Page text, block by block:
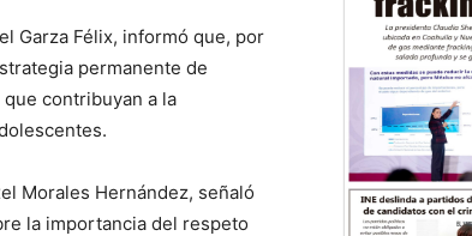
Garza Félix, informó que, por
permanente de
contribuyan a la
Morales Hernández, señaló
la importancia del respeto